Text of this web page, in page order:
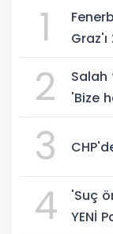
1
2
Salah
'Bize
3
4
'Suç
YENİ